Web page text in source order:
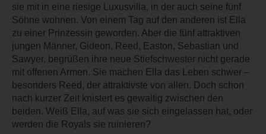
sie mit in eine riesige Luxusvilla, in der auch seine fünf
Söhne wohnen. Von einem Tag auf den anderen ist Ella
zu einer Prinzessin geworden. Aber die fünf attraktiven
jungen Männer, Gideon, Reed, Easton, Sebastian und
Sawyer, begrüßen ihre neue Stiefschwester nicht gerade
mit offenen Armen. Sie machen Ella das Leben schwer –
besonders Reed, der attraktivste von allen. Doch schon
nach kurzer Zeit knistert es gewaltig zwischen den
beiden. Weiß Ella, auf was sie sich eingelassen hat, oder
werden die Royals sie ruinieren?